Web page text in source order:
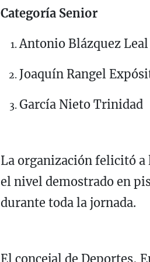
Categoría Senior
Antonio Blázquez Leal
Joaquín Rangel
García Nieto Trinidad
La organización felicitó
el nivel demostrado en
durante toda la jornada.
El concejal de Deportes,